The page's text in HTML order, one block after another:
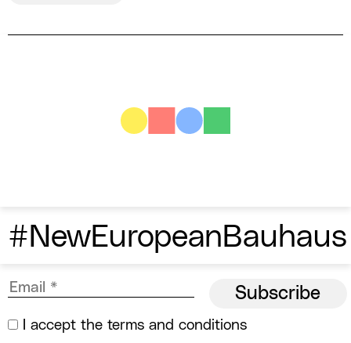
#NewEuropeanBauhaus
I accept the terms and conditions